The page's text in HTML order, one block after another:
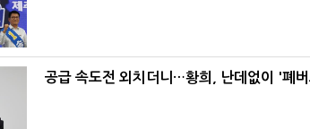
공급 속도전 외치더니…황희, 난데없이 '폐